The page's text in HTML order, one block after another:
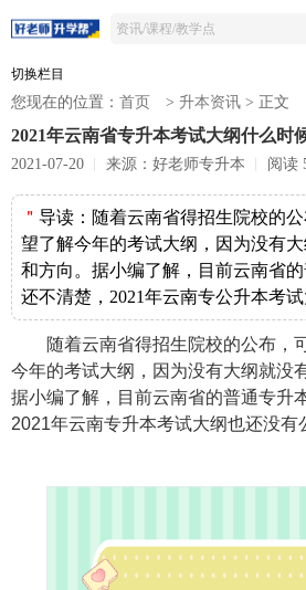
切换栏目
您现在的位置： 首页 > 升本资讯 > 正文
2021年云南省专升本考试大纲什么时
2021-07-20 来源：好老师专升本 阅读
＂ 导读： 随着云南省得招生院校的
望了解今年的考试大纲，因为没有
和方向。据小编了解，目前云南省
还不清楚，2021年云南专公升本考试
随着云南省得招生院校的公布，
今年的考试大纲，因为没有大纲就没
据小编了解，目前云南省的普通专升
2021年云南专升本考试大纲也还没有